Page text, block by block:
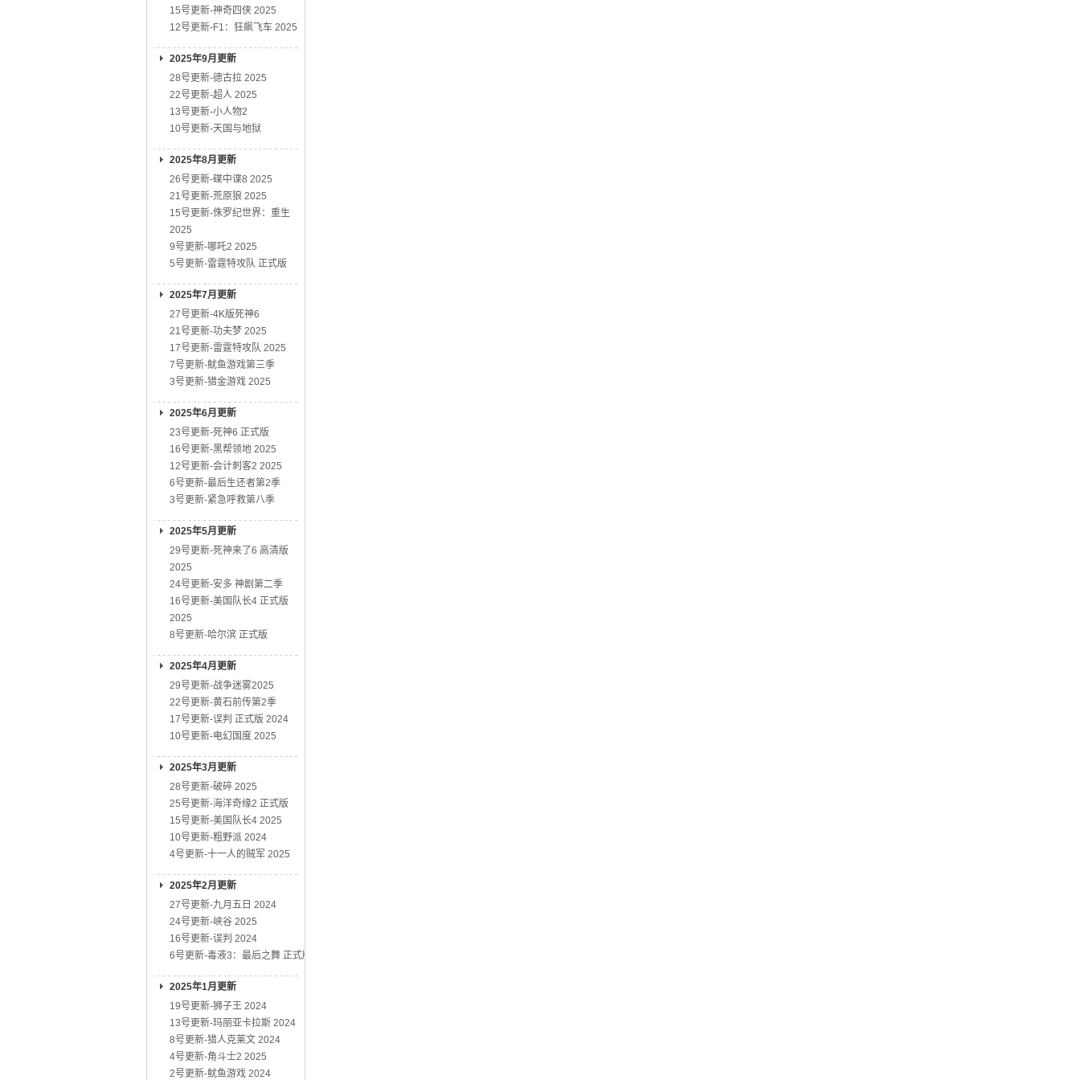
15号更新-神奇四侠 2025
12号更新-F1：狂飙飞车 2025
2025年9月更新
28号更新-德古拉 2025
22号更新-超人 2025
13号更新-小人物2
10号更新-天国与地狱
2025年8月更新
26号更新-碟中谍8 2025
21号更新-荒原狼 2025
15号更新-侏罗纪世界：重生
2025
9号更新-哪吒2 2025
5号更新-雷霆特攻队 正式版
2025年7月更新
27号更新-4K版死神6
21号更新-功夫梦 2025
17号更新-雷霆特攻队 2025
7号更新-鱿鱼游戏第三季
3号更新-猎金游戏 2025
2025年6月更新
23号更新-死神6 正式版
16号更新-黑帮领地 2025
12号更新-会计刺客2 2025
6号更新-最后生还者第2季
3号更新-紧急呼救第八季
2025年5月更新
29号更新-死神来了6 高清版
2025
24号更新-安多 神剧第二季
16号更新-美国队长4 正式版
2025
8号更新-哈尔滨 正式版
2025年4月更新
29号更新-战争迷雾2025
22号更新-黄石前传第2季
17号更新-误判 正式版 2024
10号更新-电幻国度 2025
2025年3月更新
28号更新-破碎 2025
25号更新-海洋奇缘2 正式版
15号更新-美国队长4 2025
10号更新-粗野派 2024
4号更新-十一人的贼军 2025
2025年2月更新
27号更新-九月五日 2024
24号更新-峡谷 2025
16号更新-误判 2024
6号更新-毒液3：最后之舞 正式版
2025年1月更新
19号更新-狮子王 2024
13号更新-玛丽亚卡拉斯 2024
8号更新-猎人克莱文 2024
4号更新-角斗士2 2025
2号更新-鱿鱼游戏 2024